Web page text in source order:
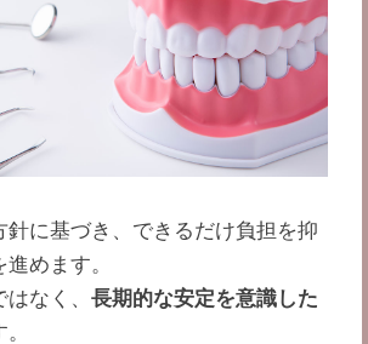
針に基づき、できるだけ負担を抑
めます。
はなく、長期的な安定を意識した